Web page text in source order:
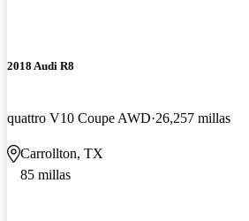
2018 Audi R8
quattro V10 Coupe AWD 26,257 millas
Carrollton, TX
85 millas